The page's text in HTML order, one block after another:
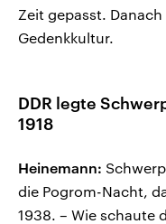
Zeit gepasst.
Gedenkkultur.
DDR legte
1918
Heinemann:
die Pogrom-Nacht,
1938. – Wie schaute